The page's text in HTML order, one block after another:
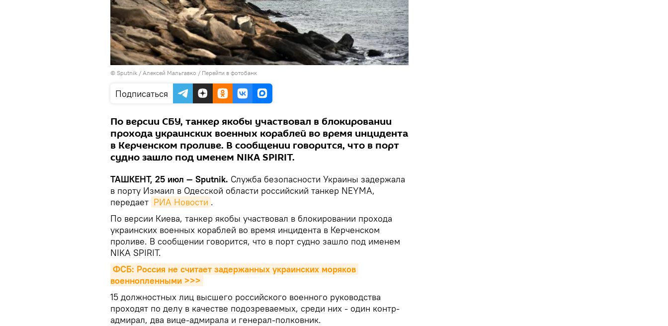
© Sputnik / Алексей Мальгавко / Перейти в фотобанк
Подписаться
По версии СБУ, танкер якобы участвовал в блокировании
прохода украинских военных кораблей во время инцидента
в Керченском проливе. В сообщении говорится, что в порт
судно зашло под именем NIKA SPIRIT.
ТАШКЕНТ, 25 июл — Sputnik. Служба безопасности Украины задержала
в порту Измаил в Одесской области российский танкер NEYMA,
передает РИА Новости .
По версии Киева, танкер якобы участвовал в блокировании прохода
украинских военных кораблей во время инцидента в Керченском
проливе. В сообщении говорится, что в порт судно зашло под именем
NIKA SPIRIT.
ФСБ: Россия не считает задержанных украинских моряков
военнопленными >>>
15 должностных лиц высшего российского военного руководства
проходят по делу в качестве подозреваемых, среди них - один контр-
адмирал, два вице-адмирала и генерал-полковник.